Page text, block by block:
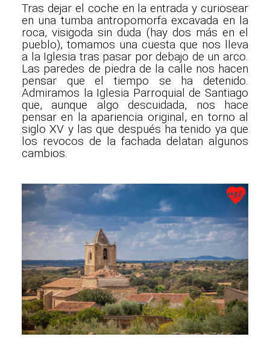
Tras dejar el coche en la entrada y curiosear
en una tumba antropomorfa excavada en la
roca, visigoda sin duda (hay dos más en el
pueblo), tomamos una cuesta que nos lleva
a la Iglesia tras pasar por debajo de un arco.
Las paredes de piedra de la calle nos hacen
pensar que el tiempo se ha detenido.
Admiramos la Iglesia Parroquial de Santiago
que, aunque algo descuidada, nos hace
pensar en la apariencia original, en torno al
siglo XV y las que después ha tenido ya que
los revocos de la fachada delatan algunos
cambios.